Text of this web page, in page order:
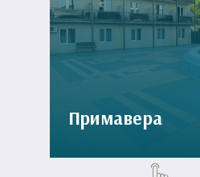
Примавера